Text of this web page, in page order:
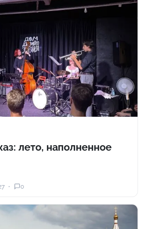
лето, наполненное
0